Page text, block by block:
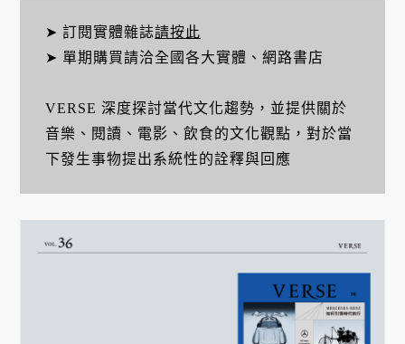
➤ 訂閱實體雜誌請按此
➤ 單期購買請洽全國各大實體、網路書店
VERSE 深度探討當代文化趨勢，並提供關於
音樂、閱讀、電影、飲食的文化觀點，對於當
下發生事物提出系統性的詮釋與回應